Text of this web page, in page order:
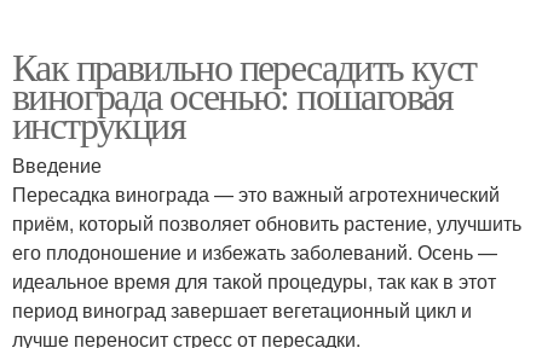
Как правильно пересадить куст
винограда осенью: пошаговая
инструкция
Введение
Пересадка винограда — это важный агротехнический
приём, который позволяет обновить растение, улучшить
его плодоношение и избежать заболеваний. Осень —
идеальное время для такой процедуры, так как в этот
период виноград завершает вегетационный цикл и
лучше переносит стресс от пересадки.